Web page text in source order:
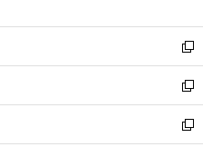
開
く
ウ
で
開
く
ン
ド
ウ
で
開
く
ウ
ィ
ン
ド
ウ
で
開
新
し
い
ウ
ィ
新
し
い
新